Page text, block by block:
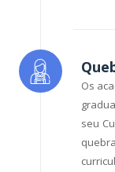
Os
seu